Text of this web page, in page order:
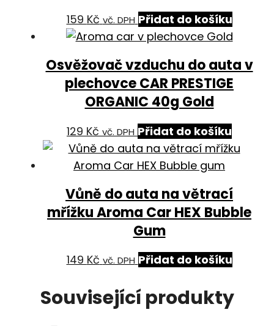
159 Kč vč. DPH Přidat do košíku
Osvěžovač vzduchu do auta v
plechovce CAR PRESTIGE
ORGANIC 40g Gold
129 Kč vč. DPH Přidat do košíku
Vůně do auta na větrací
mřížku Aroma Car HEX Bubble
Gum
149 Kč vč. DPH Přidat do košíku
Související produkty